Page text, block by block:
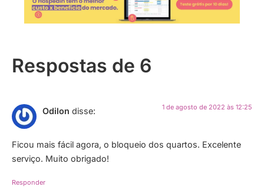
Respostas de 6
Odilon disse: 1 de agosto de 2022 às 12:25
Ficou mais fácil agora, o bloqueio dos quartos. Excelente
serviço. Muito obrigado!
Responder